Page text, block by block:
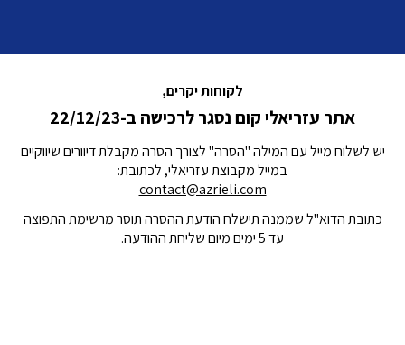
לקוחות יקרים,
אתר עזריאלי קום נסגר לרכישה ב-22/12/23
יש לשלוח מייל עם המילה "הסרה" לצורך הסרה מקבלת דיוורים שיווקיים
במייל מקבוצת עזריאלי, לכתובת:
contact@azrieli.com
כתובת הדוא"ל שממנה תישלח הודעת ההסרה תוסר מרשימת התפוצה
עד 5 ימים מיום שליחת ההודעה.